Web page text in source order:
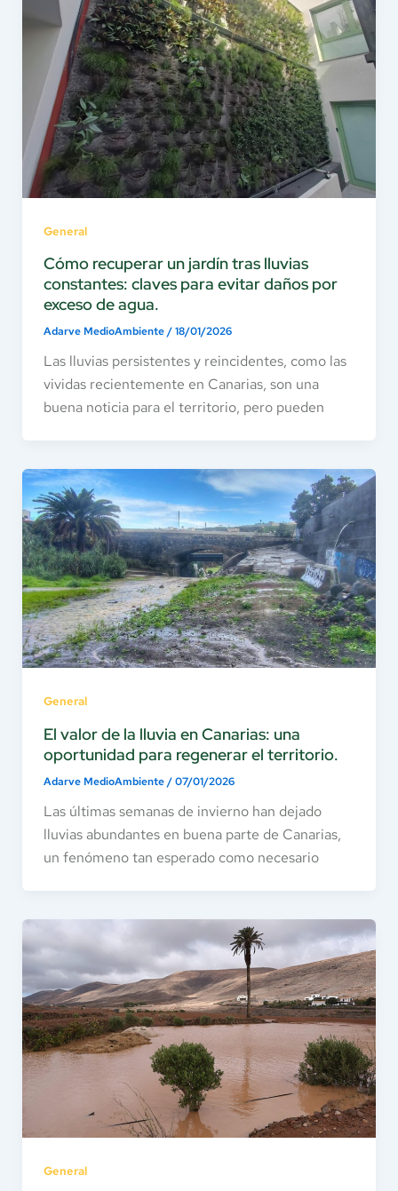
General
Cómo recuperar un jardín tras lluvias
constantes: claves para evitar daños por
exceso de agua.
Adarve MedioAmbiente/18/01/2026
Las lluvias persistentes y reincidentes, como las
vividas recientemente en Canarias, son una
buena noticia para el territorio, pero pueden
General
El valor de la lluvia en Canarias: una
oportunidad para regenerar el territorio.
Adarve MedioAmbiente/07/01/2026
Las últimas semanas de invierno han dejado
lluvias abundantes en buena parte de Canarias,
un fenómeno tan esperado como necesario
General